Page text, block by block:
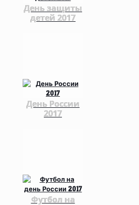
День защиты
детей 2017
День России
2017
Футбол на